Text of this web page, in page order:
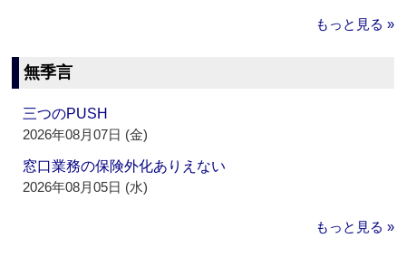
もっと見る »
無季言
三つのPUSH
2026年08月07日 (金)
窓口業務の保険外化ありえない
2026年08月05日 (水)
もっと見る »